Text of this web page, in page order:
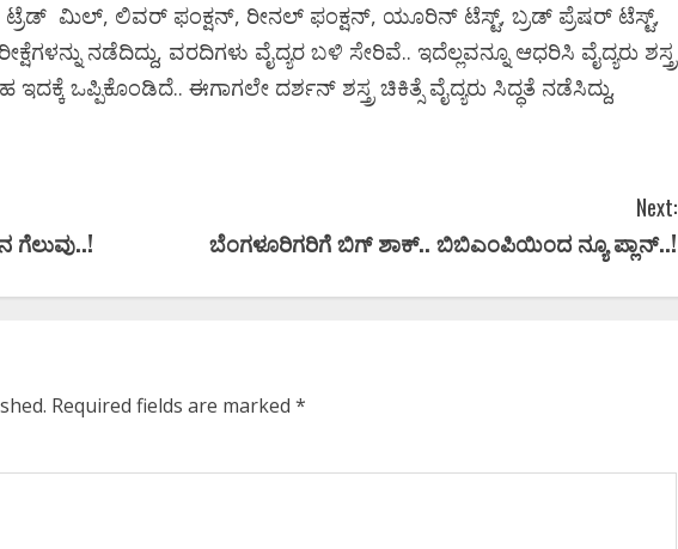
ಟ್ರೆಡ್‌ ಮಿಲ್‌, ಲಿವರ್‌ ಫಂಕ್ಷನ್‌, ರೀನಲ್‌ ಫಂಕ್ಷನ್‌, ಯೂರಿನ್‌ ಟೆಸ್ಟ್‌, ಬ್ರಡ್‌ ಪ್ರೆಷರ್‌ ಟೆಸ್ಟ್‌,
ನಡೆದಿದ್ದು, ವರದಿಗಳು ವೈದ್ಯರ ಬಳಿ ಸೇರಿವೆ.. ಇದೆಲ್ಲವನ್ನೂ ಆಧರಿಸಿ ವೈದ್ಯರು ಶಸ್ತ್ರ
ಒಪ್ಪಿಕೊಂಡಿದೆ.. ಈಗಾಗಲೇ ದರ್ಶನ್‌ ಶಸ್ತ್ರ ಚಿಕಿತ್ಸೆ ವೈದ್ಯರು ಸಿದ್ಧತೆ ನಡೆಸಿದ್ದು,
ಗೆಲುವು..!
Next:
ಬೆಂಗಳೂರಿಗರಿಗೆ ಬಿಗ್ ಶಾಕ್.. ಬಿಬಿಎಂಪಿಯಿಂದ ನ್ಯೂ ಪ್ಲಾನ್..!
Required fields are marked *